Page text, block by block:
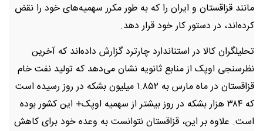
مانند قزاقستان و ایران را که به طور مکرر سهمیه‌های خود را نقض
کرده‌اند، در دستور کار خود قرار دهد.
تحلیلگران کالا در استناندارد چارترد گزارش داده‌اند که آخرین
نظرسنجی اوپک از منابع ثانویه نشان می‌دهد که تولید نفت خام
قزاقستان در ماه مارس به ۱.۸۵۲ میلیون بشکه در روز رسیده است
که ۳۸۴ هزار بشکه در روز بیشتر از سهمیه اوپک+ این کشور بوده
است. علاوه بر این، قزاقستان نتوانست به وعده خود برای کاهش